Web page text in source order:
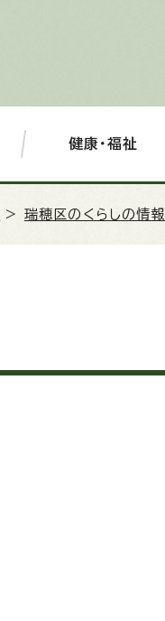
健康・福祉
> 瑞穂区のくらしの情報